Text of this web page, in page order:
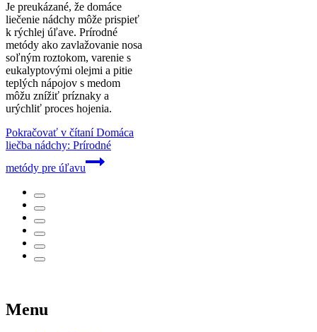
Je preukázané, že domáce
liečenie nádchy môže prispieť
k rýchlej úľave. Prírodné
metódy ako zavlažovanie nosa
soľným roztokom, varenie s
eukalyptovými olejmi a pitie
teplých nápojov s medom
môžu znížiť príznaky a
urýchliť proces hojenia.
Pokračovať v čítaníDomáca
liečba nádchy: Prírodné
metódy pre úľavu
Menu